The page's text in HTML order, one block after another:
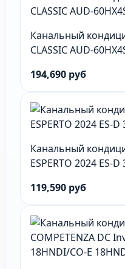
Канальный
CLASSIC AUD-
194,690 руб
Канальный
ESPERTO 2024 ES-
119,590 руб